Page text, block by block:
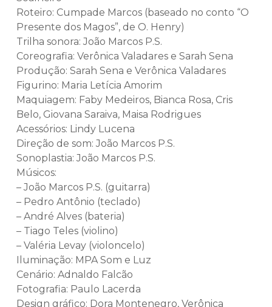
Roteiro: Cumpade Marcos (baseado no conto “O
Presente dos Magos”, de O. Henry)
Trilha sonora: João Marcos P.S.
Coreografia: Verônica Valadares e Sarah Sena
Produção: Sarah Sena e Verônica Valadares
Figurino: Maria Letícia Amorim
Maquiagem: Faby Medeiros, Bianca Rosa, Cris
Belo, Giovana Saraiva, Maisa Rodrigues
Acessórios: Lindy Lucena
Direção de som: João Marcos P.S.
Sonoplastia: João Marcos P.S.
Músicos:
– João Marcos P.S. (guitarra)
– Pedro Antônio (teclado)
– André Alves (bateria)
– Tiago Teles (violino)
– Valéria Levay (violoncelo)
Iluminação: MPA Som e Luz
Cenário: Adnaldo Falcão
Fotografia: Paulo Lacerda
Design gráfico: Dora Montenegro, Verônica